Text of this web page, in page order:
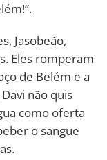
Jasobeão,
Eles romperam
de Belém e a
não quis
como oferta
o sangue